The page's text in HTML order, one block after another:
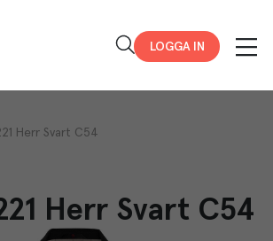
LOGGA IN
Herr Svart C54
Herr Svart C54